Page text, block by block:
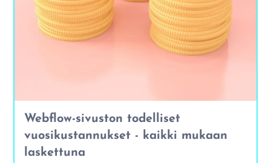
Webflow-sivuston todelliset
vuosikustannukset - kaikki mukaan
laskettuna